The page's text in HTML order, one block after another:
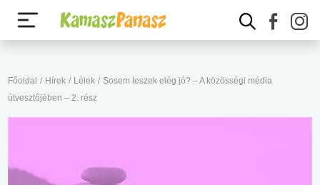
Főoldal / Hírek / Lélek / Sosem leszek elég jó? – A közösségi média
útvesztőjében – 2. rész